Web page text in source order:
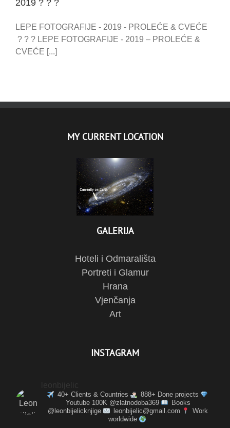
2019 ? ? ?
LEPE FOTOGRAFIJE - 2019 - PROLEĆE & CVEĆE
? ? ? LEPE FOTOGRAFIJE - 2019 – PROLEĆE &
CVEĆE [...]
MY CURRENT LOCATION
GALERIJA
Hoteli i Odmarališta
Portreti i Glamur
Hrana
Vjenčanja
Art
INSTAGRAM
40+ Clients & Countries
888+ Done projects
Youtube 100K @zlatnodoba369
Books
@leonbijelicknjige
leonbijelic@gmail.com
Work
worldwide